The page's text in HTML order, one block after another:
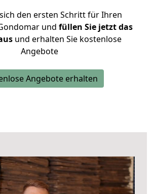
den ersten Schritt für Ihren
und füllen Sie jetzt das
und erhalten Sie kostenlose
Angebote
Angebote erhalten